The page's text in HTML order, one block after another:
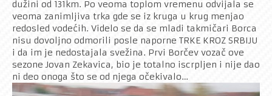
dužini od 131km. Po veoma toplom vremenu odvijala se
veoma zanimljiva trka gde se iz kruga u krug menjao
redosled vodećih. Videlo se da se mladi takmičari Borca
nisu dovoljno odmorili posle naporne TRKE KROZ SRBIJU
i da im je nedostajala svežina. Prvi Borčev vozač ove
sezone Jovan Zekavica, bio je totalno iscrpljen i nije dao
ni deo onoga što se od njega očekivalo…